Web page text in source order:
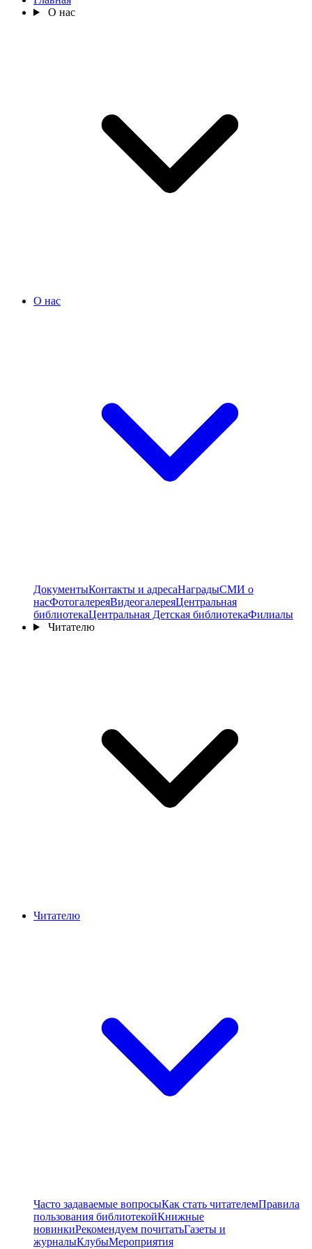
О нас
О нас
ДокументыКонтакты и адресаНаградыСМИ о
насФотогалереяВидеогалереяЦентральная
библиотекаЦентральная Детская библиотекаФилиалы
Читателю
Читателю
Часто задаваемые вопросыКак стать читателемПравила
пользования библиотекойКнижные
новинкиРекомендуем почитатьГазеты и
журналыКлубыМероприятия